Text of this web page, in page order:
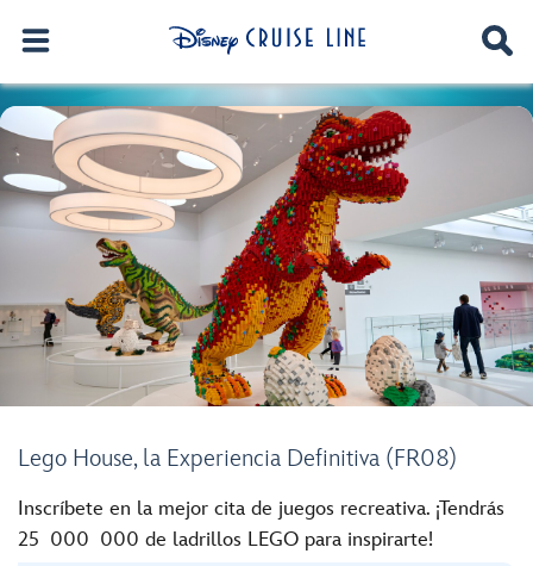
Lego House, la Experiencia Definitiva (FR08)
Inscríbete en la mejor cita de juegos recreativa. ¡Tendrás
25 000 000 de ladrillos LEGO para inspirarte!